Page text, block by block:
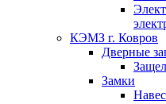
КЭМЗ г. Ковров
Дверные
Замки